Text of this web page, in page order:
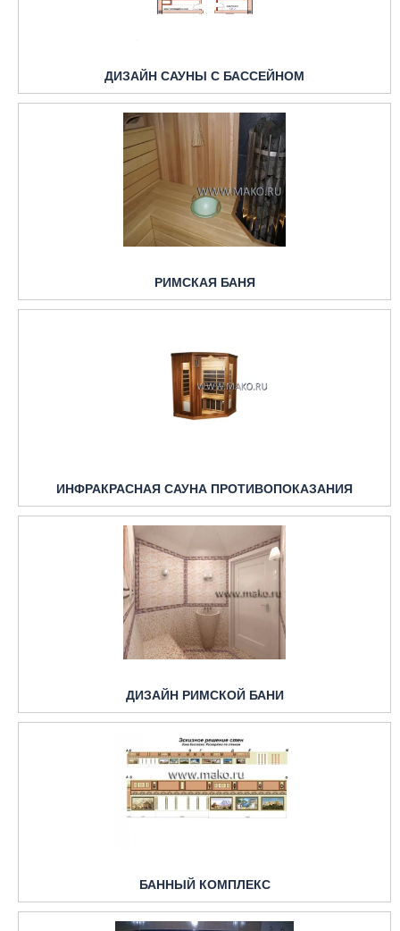
ДИЗАЙН САУНЫ С БАССЕЙНОМ
РИМСКАЯ БАНЯ
ИНФРАКРАСНАЯ САУНА ПРОТИВОПОКАЗАНИЯ
ДИЗАЙН РИМСКОЙ БАНИ
БАННЫЙ КОМПЛЕКС